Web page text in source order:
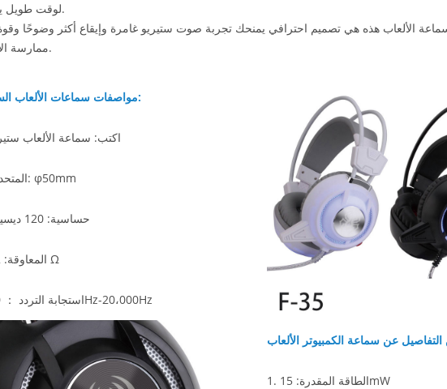
لوقت طويل يرتدي.
الألعاب هذه هي تصميم احترافي يمنحك تجربة صوت ستيريو غامرة وإيقاع أكثر وضوحًا وقوة
ممارسة الألعاب.
مواصفات سماعات الألعاب السلكية:
اكتب: سماعة الألعاب
المتحدث: φ50mm
حساسية: 120 ديسيبل
المعاوقة: 32 Ω
استجابة التردد ： 20Hz-20،000Hz
1. الطاقة المقدرة: 15mW